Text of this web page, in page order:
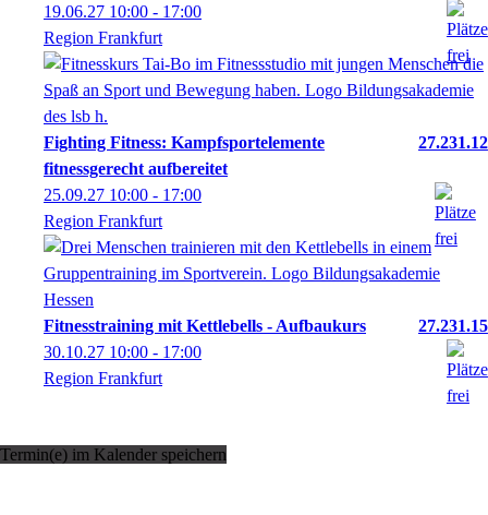
19.06.27 10:00 - 17:00
Region Frankfurt
Fighting Fitness: Kampfsportelemente
fitnessgerecht aufbereitet
27.231.12
25.09.27 10:00 - 17:00
Region Frankfurt
Fitnesstraining mit Kettlebells - Aufbaukurs
27.231.15
30.10.27 10:00 - 17:00
Region Frankfurt
Termin(e) im Kalender speichern